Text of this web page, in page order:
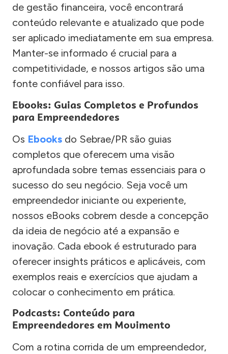
de gestão financeira, você encontrará
conteúdo relevante e atualizado que pode
ser aplicado imediatamente em sua empresa.
Manter-se informado é crucial para a
competitividade, e nossos artigos são uma
fonte confiável para isso.
Ebooks: Guias Completos e Profundos
para Empreendedores
Os Ebooks do Sebrae/PR são guias
completos que oferecem uma visão
aprofundada sobre temas essenciais para o
sucesso do seu negócio. Seja você um
empreendedor iniciante ou experiente,
nossos eBooks cobrem desde a concepção
da ideia de negócio até a expansão e
inovação. Cada ebook é estruturado para
oferecer insights práticos e aplicáveis, com
exemplos reais e exercícios que ajudam a
colocar o conhecimento em prática.
Podcasts: Conteúdo para
Empreendedores em Movimento
Com a rotina corrida de um empreendedor,